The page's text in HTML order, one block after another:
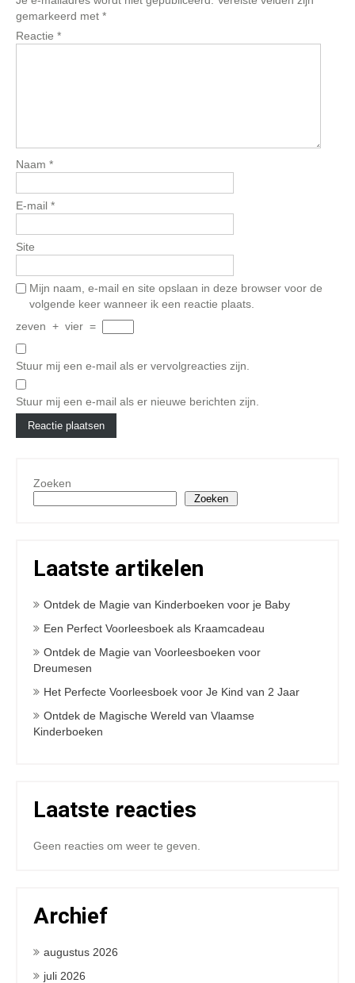
gemarkeerd met *
Reactie *
Naam *
E-mail *
Site
Mijn naam, e-mail en site opslaan in deze browser voor de
volgende keer wanneer ik een reactie plaats.
zeven + vier =
Stuur mij een e-mail als er vervolgreacties zijn.
Stuur mij een e-mail als er nieuwe berichten zijn.
Zoeken
Zoeken
Laatste artikelen
Ontdek de Magie van Kinderboeken voor je Baby
Een Perfect Voorleesboek als Kraamcadeau
Ontdek de Magie van Voorleesboeken voor
Dreumesen
Het Perfecte Voorleesboek voor Je Kind van 2 Jaar
Ontdek de Magische Wereld van Vlaamse
Kinderboeken
Laatste reacties
Geen reacties om weer te geven.
Archief
augustus 2026
juli 2026